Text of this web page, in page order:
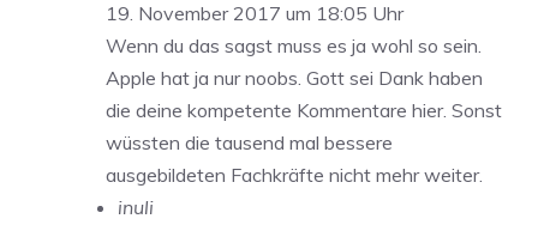
19. November 2017 um 18:05 Uhr
Wenn du das sagst muss es ja wohl so sein.
Apple hat ja nur noobs. Gott sei Dank haben
die deine kompetente Kommentare hier. Sonst
wüssten die tausend mal bessere
ausgebildeten Fachkräfte nicht mehr weiter.
inuli